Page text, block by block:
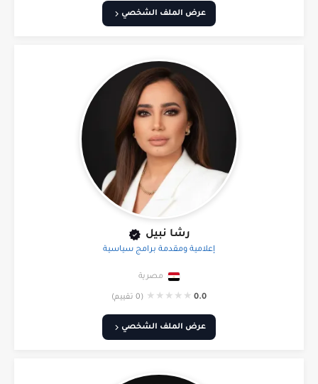
عرض الملف الشخصي
رشا نبيل
إعلامية ومقدمة برامج سياسية
مصرية
0.0
★
★
★
★
★ (0 تقييم)
عرض الملف الشخصي